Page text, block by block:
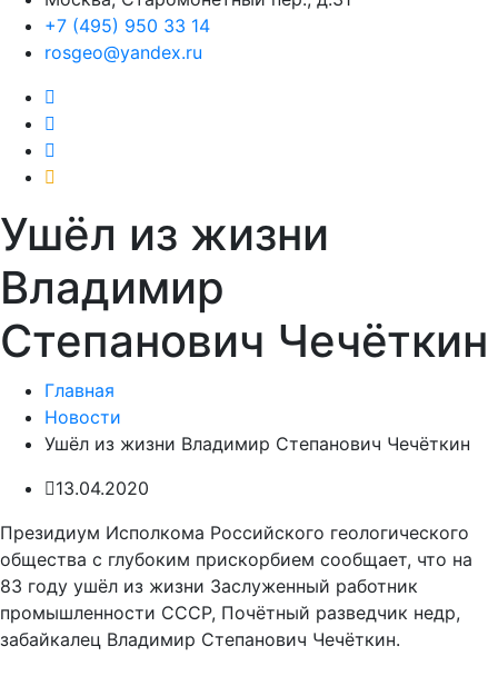
+7 (495) 950 33 14
rosgeo@yandex.ru
Ушёл из жизни
Владимир
Степанович Чечёткин
Главная
Новости
Ушёл из жизни Владимир Степанович Чечёткин
13.04.2020
Президиум Исполкома Российского геологического
общества с глубоким прискорбием сообщает, что на
83 году ушёл из жизни Заслуженный работник
промышленности СССР, Почётный разведчик недр,
забайкалец Владимир Степанович Чечёткин.